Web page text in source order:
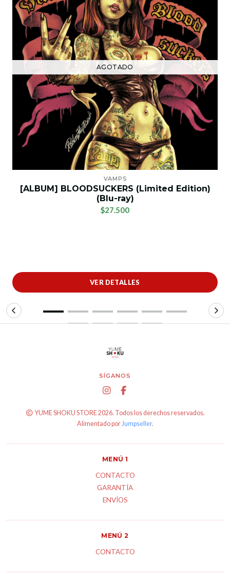
AGOTADO
VAMPS
[ALBUM] BLOODSUCKERS (Limited Edition)
(Blu-ray)
$27.500
VER DETALLES
SÍGANOS
YUME SHOKU STORE 2026. Todos los derechos reservados.
Alimentado porJumpseller.
MENÚ 1
CONTACTO
GARANTÍA
ENVÍOS
MENÚ 2
CONTACTO